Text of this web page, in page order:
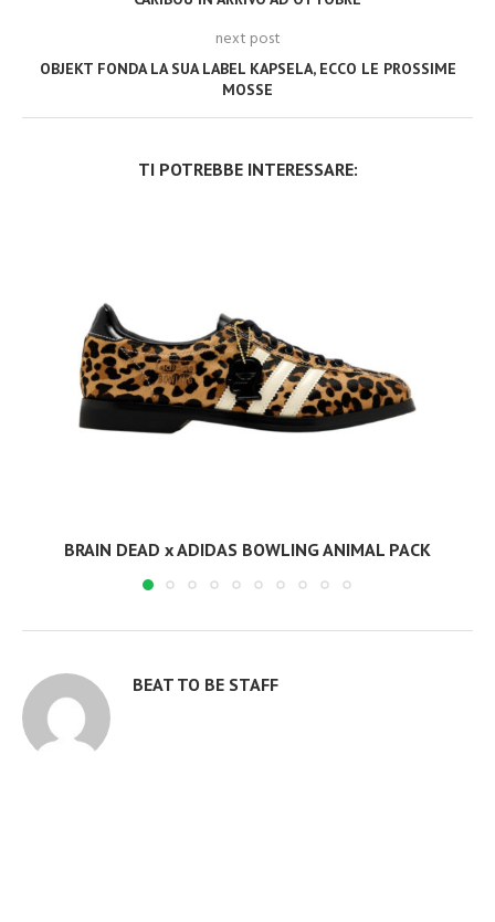
next post
OBJEKT FONDA LA SUA LABEL KAPSELA, ECCO LE PROSSIME
MOSSE
TI POTREBBE INTERESSARE:
BRAIN DEAD x ADIDAS BOWLING ANIMAL PACK
BEAT TO BE STAFF